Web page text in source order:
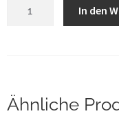
In den
Ähnliche